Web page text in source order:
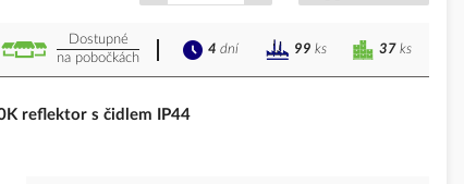
Dostupné
na pobočkách
37 ks
4 dní 99 ks
reflektor s čidlem IP44